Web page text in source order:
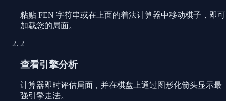
粘贴 FEN 字符串或在上面的着法计算器中移动棋子，即可
加载您的局面。
2
查看引擎分析
计算器即时评估局面，并在棋盘上通过图形化箭头显示最
强引擎走法。